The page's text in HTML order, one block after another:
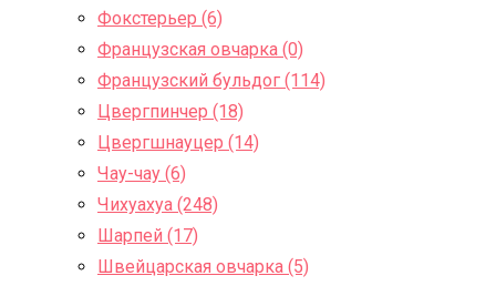
Фокстерьер (6)
Французская овчарка (0)
Французский бульдог (114)
Цвергпинчер (18)
Цвергшнауцер (14)
Чау-чау (6)
Чихуахуа (248)
Шарпей (17)
Швейцарская овчарка (5)